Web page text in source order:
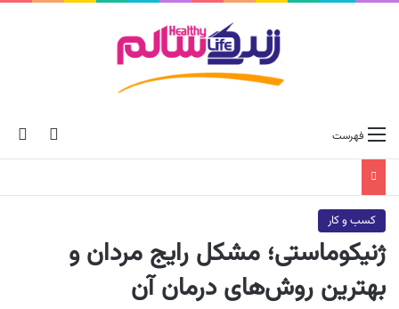
skin فهرست
کسب و کار
ژنیکوماستی؛ مشکل رایج مردان و
بهترین روش‌های درمان آن